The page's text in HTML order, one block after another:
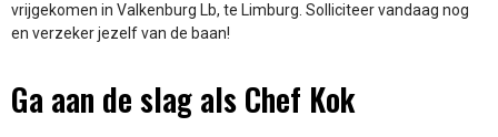
vrijgekomen in Valkenburg Lb, te Limburg. Solliciteer vandaag nog
en verzeker jezelf van de baan!
Ga aan de slag als Chef Kok